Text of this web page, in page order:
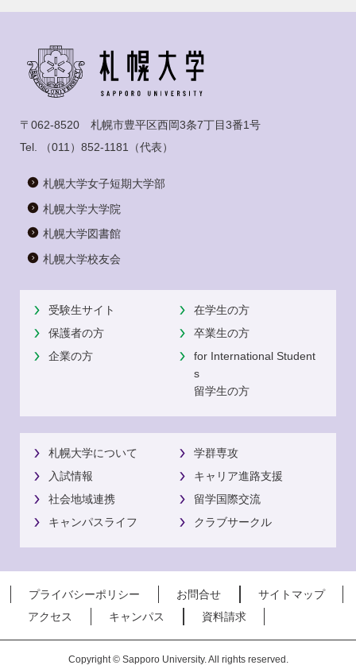
〒062-8520 札幌市豊平区西岡3条7丁目3番1号
Tel.
（011）852-1181 （代表）
札幌大学女子短期大学部
札幌大学大学院
札幌大学図書館
札幌大学校友会
受験生サイト
在学生の方
保護者の方
卒業生の方
企業の方
for International Student
s
留学生の方
札幌大学について
学群専攻
入試情報
キャリア進路支援
社会地域連携
留学国際交流
キャンパスライフ
クラブサークル
プライバシーポリシー お問合せ
サイトマップ
アクセス
キャンパス 資料請求
Copyright © Sapporo University. All rights reserved.